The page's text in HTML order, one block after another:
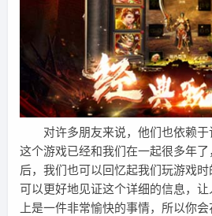
对许多朋友来说，他们也依赖于
这个游戏已经和我们在一起很多年
后，我们也可以回忆起我们玩游戏
可以更好地见证这个详细的信息，
上是一件非常愉快的事情，所以你会